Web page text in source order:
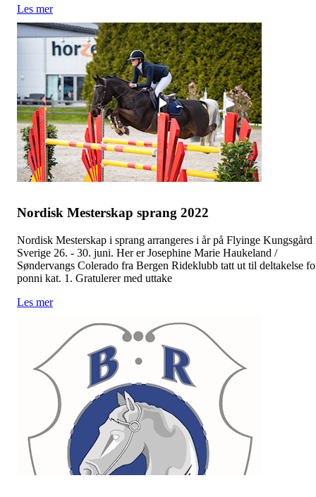
Les mer
Nordisk Mesterskap sprang 2022
Nordisk Mesterskap i sprang arrangeres i år på Flyinge Kungsgård
Sverige 26. - 30. juni. Her er Josephine Marie Haukeland /
Søndervangs Colerado fra Bergen Rideklubb tatt ut til deltakelse
ponni kat. 1. Gratulerer med uttake
Les mer